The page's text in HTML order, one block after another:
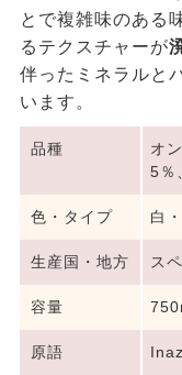
とで複雑味のある
るテクスチャーが
伴ったミネラルと
います。
品種
オ
5％
色・タイプ 白
生産国・地方 ス
容量
原語